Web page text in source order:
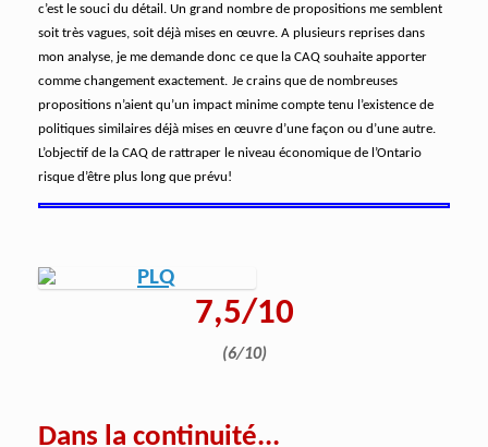
c’est le souci du détail. Un grand nombre de propositions me semblent
soit très vagues, soit déjà mises en œuvre. A plusieurs reprises dans
mon analyse, je me demande donc ce que la CAQ souhaite apporter
comme changement exactement. Je crains que de nombreuses
propositions n’aient qu’un impact minime compte tenu l’existence de
politiques similaires déjà mises en œuvre d’une façon ou d’une autre.
L’objectif de la CAQ de rattraper le niveau économique de l’Ontario
risque d’être plus long que prévu!
7,5/10
(6/10)
Dans la continuité...